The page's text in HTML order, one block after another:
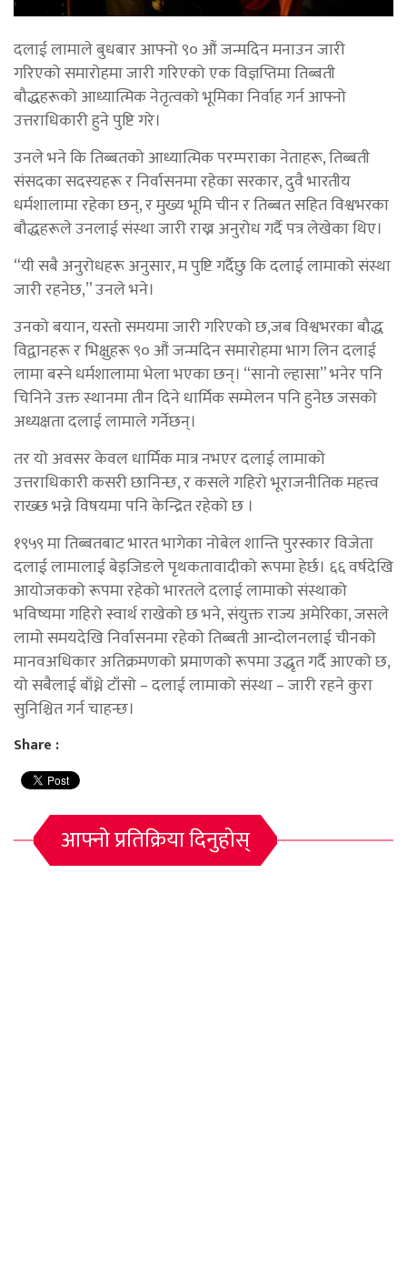
दलाई लामाले बुधबार आफ्नो ९० औं जन्मदिन मनाउन जारी
गरिएको समारोहमा जारी गरिएको एक विज्ञप्तिमा तिब्बती
बौद्धहरूको आध्यात्मिक नेतृत्वको भूमिका निर्वाह गर्न आफ्नो
उत्तराधिकारी हुने पुष्टि गरे।
उनले भने कि तिब्बतको आध्यात्मिक परम्पराका नेताहरू, तिब्बती
संसदका सदस्यहरू र निर्वासनमा रहेका सरकार, दुवै भारतीय
धर्मशालामा रहेका छन्, र मुख्य भूमि चीन र तिब्बत सहित विश्वभरका
बौद्धहरूले उनलाई संस्था जारी राख्न अनुरोध गर्दै पत्र लेखेका थिए।
“यी सबै अनुरोधहरू अनुसार, म पुष्टि गर्दैछु कि दलाई लामाको संस्था
जारी रहनेछ,” उनले भने।
उनको बयान, यस्तो समयमा जारी गरिएको छ,जब विश्वभरका बौद्ध
विद्वानहरू र भिक्षुहरू ९० औं जन्मदिन समारोहमा भाग लिन दलाई
लामा बस्ने धर्मशालामा भेला भएका छन्। “सानो ल्हासा” भनेर पनि
चिनिने उक्त स्थानमा तीन दिने धार्मिक सम्मेलन पनि हुनेछ जसको
अध्यक्षता दलाई लामाले गर्नेछन्।
तर यो अवसर केवल धार्मिक मात्र नभएर दलाई लामाको
उत्तराधिकारी कसरी छानिन्छ, र कसले गहिरो भूराजनीतिक महत्त्व
राख्छ भन्ने विषयमा पनि केन्द्रित रहेको छ ।
१९५९ मा तिब्बतबाट भारत भागेका नोबेल शान्ति पुरस्कार विजेता
दलाई लामालाई बेइजिङले पृथकतावादीको रूपमा हेर्छ। ६६ वर्षदेखि
आयोजकको रूपमा रहेको भारतले दलाई लामाको संस्थाको
भविष्यमा गहिरो स्वार्थ राखेको छ भने, संयुक्त राज्य अमेरिका, जसले
लामो समयदेखि निर्वासनमा रहेको तिब्बती आन्दोलनलाई चीनको
मानवअधिकार अतिक्रमणको प्रमाणको रूपमा उद्धृत गर्दै आएको छ,
यो सबैलाई बाँध्ने टाँसो – दलाई लामाको संस्था – जारी रहने कुरा
सुनिश्चित गर्न चाहन्छ।
Share :
आफ्नो प्रतिक्रिया दिनुहोस्